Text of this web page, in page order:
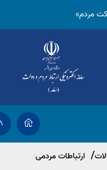
مردم»
ارتباطات مردمی